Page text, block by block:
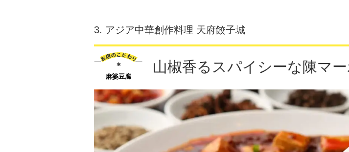
3. アジア中華創作料理 天府餃子城
麻婆豆腐
山椒香るスパイシーな陳マ